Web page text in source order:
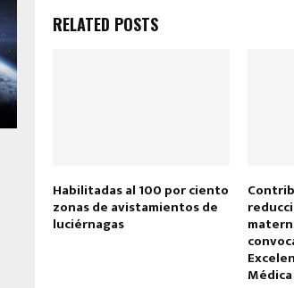
RELATED POSTS
Habilitadas al 100 por ciento
zonas de avistamientos de
luciérnagas